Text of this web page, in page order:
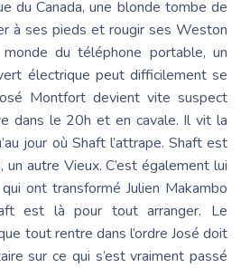
du Canada, une blonde tombe de
à ses pieds et rougir ses Weston
du téléphone portable, un
électrique peut difficilement se
Montfort devient vite suspect
dans le 20h et en cavale. Il vit la
jour où Shaft l’attrape. Shaft est
un autre Vieux. C’est également lui
ont transformé Julien Makambo
est là pour tout arranger. Le
tout rentre dans l’ordre José doit
sur ce qui s’est vraiment passé